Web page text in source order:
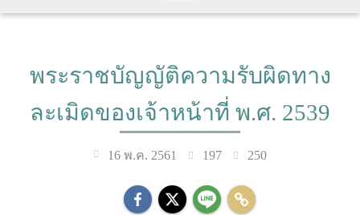
พระราชบัญญัติความรับผิดทาง
ละเมิดของเจ้าหน้าที่ พ.ศ. 2539
16 พ.ค. 2561 197 250